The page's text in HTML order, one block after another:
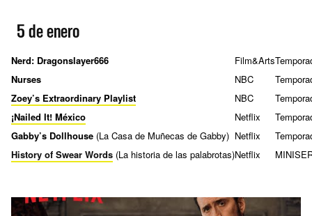
5 de enero
Nerd: Dragonslayer666 Film&Arts
Nurses
NBC
Zoey’s Extraordinary Playlist
NBC
¡Nailed It! México
Netflix
Gabby’s Dollhouse (La Casa de Muñecas de Gabby) Netflix
History of Swear Words (La historia de las palabrotas)Netflix